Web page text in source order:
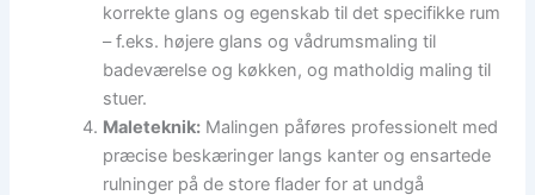
korrekte glans og egenskab til det specifikke rum
– f.eks. højere glans og vådrumsmaling til
badeværelse og køkken, og matholdig maling til
stuer.
Maleteknik: Malingen påføres professionelt med
præcise beskæringer langs kanter og ensartede
rulninger på de store flader for at undgå